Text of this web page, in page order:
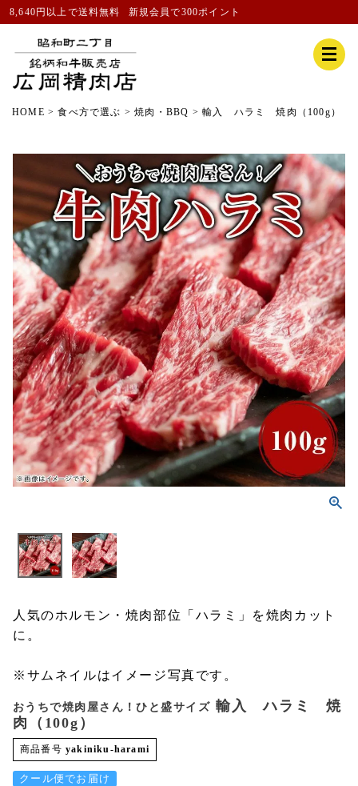
8,640円以上で送料無料 新規会員で300ポイント
HOME 食べ方で選ぶ 焼肉・BBQ 輸入 ハラミ 焼肉（100g）
人気のホルモン・焼肉部位「ハラミ」を焼肉カット
に。
※サムネイルはイメージ写真です。
おうちで焼肉屋さん！ひと盛サイズ 輸入 ハラミ 焼
肉（100g）
商品番号 yakiniku-harami
クール便でお届け